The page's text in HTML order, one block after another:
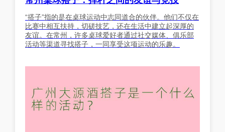
“搭子”指的是在桌球运动中志同道合的伙伴。他们不仅在
比赛中相互扶持，切磋技艺，还在生活中建立起深厚的
友谊。在常州，许多桌球爱好者通过社交媒体、俱乐部
活动等渠道寻找搭子，一同享受这项运动的乐趣。